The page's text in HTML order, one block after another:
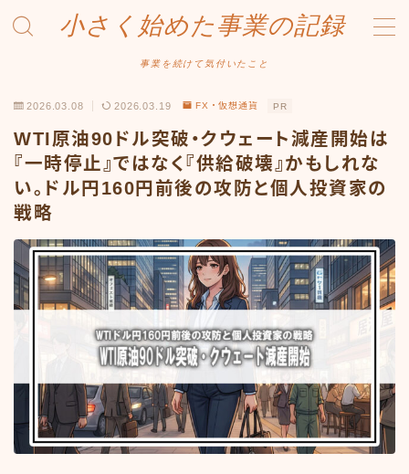
小さく始めた事業の記録
事業を続けて気付いたこと
Amazonせどり
トラブル事例
フリマ物販
Yahoo出品
メルカリ販売
投資・株
FX・仮想通貨
2026.03.08 2026.03.19 FX・仮想通貨 PR
WTI原油90ドル突破・クウェート減産開始は
『一時停止』ではなく『供給破壊』かもしれな
い。ドル円160円前後の攻防と個人投資家の
戦略